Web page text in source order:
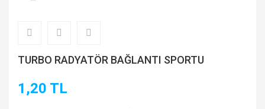
TURBO RADYATÖR BAĞLANTI SPORTU
1,20 TL